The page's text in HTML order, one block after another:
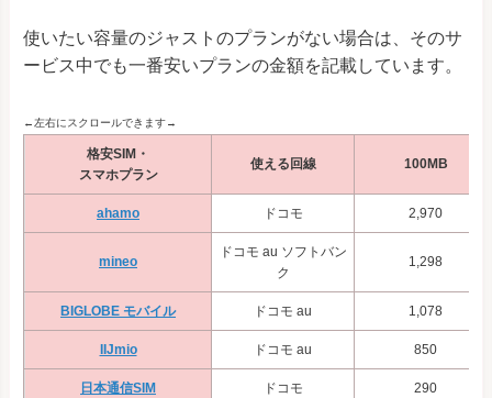
使いたい容量のジャストのプランがない場合は、そのサ
ービス中でも一番安いプランの金額を記載しています。
←左右にスクロールできます→
格安SIM・
スマホプラン
使える回線 100MB
ahamo ドコモ 2,970
mineo
ドコモ au ソフトバン
ク
1,298
BIGLOBE モバイル ドコモ au 1,078
IIJmio ドコモ au 850
日本通信SIM ドコモ 290